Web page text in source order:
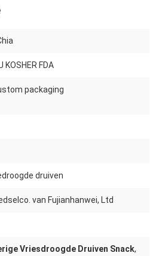
KOSHER FDA
packaging
druiven
van Fujianhanwei, Ltd
Vriesdroogde Druiven Snack,